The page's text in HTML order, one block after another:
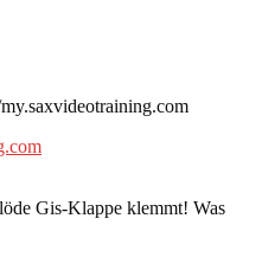
Gis-Klappe klemmt! Was